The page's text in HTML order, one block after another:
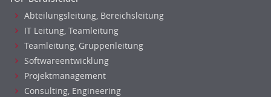
Debitorenbuchhaltung
Finanzbuchhaltung, Bilanzbuchhaltung
Gehaltsbuchhaltung, Lohnbuchhaltung
Konzernbuchhaltung
Kreditorenbuchhaltung
Abteilungsleitung, Bereichsleitung
IT Leitung, Teamleitung
Teamleitung, Gruppenleitung
Softwareentwicklung
Projektmanagement
Consulting, Engineering